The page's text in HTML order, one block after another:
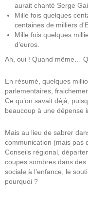
aurait chanté Serge
Mille fois quelques
centaines de milliers
Mille fois quelques
d’euros.
Ah, oui ! Quand même…
En résumé, quelques
parlementaires,
Ce qu’on savait déjà,
beaucoup à une dépense
Mais au lieu de sabrer
communication (mais pas
Conseils régional,
coupes sombres dans des
sociale à l’enfance, le
pourquoi ?